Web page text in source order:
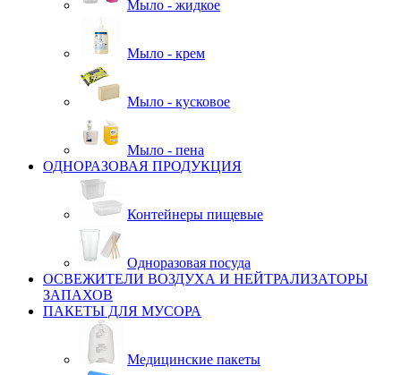
Мыло - жидкое
Мыло - крем
Мыло - кусковое
Мыло - пена
ОДНОРАЗОВАЯ ПРОДУКЦИЯ
Контейнеры пищевые
Одноразовая посуда
ОСВЕЖИТЕЛИ ВОЗДУХА И НЕЙТРАЛИЗАТОРЫ
ЗАПАХОВ
ПАКЕТЫ ДЛЯ МУСОРА
Медицинские пакеты